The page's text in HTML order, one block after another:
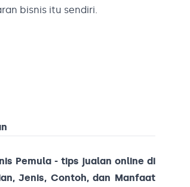
bisnis itu sendiri.